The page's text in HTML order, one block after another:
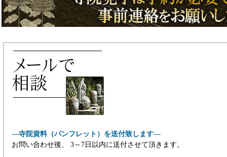
―寺院資料（パンフレット）を送付致します―
お問い合わせ後、 3～7日以内に送付させて頂きます。